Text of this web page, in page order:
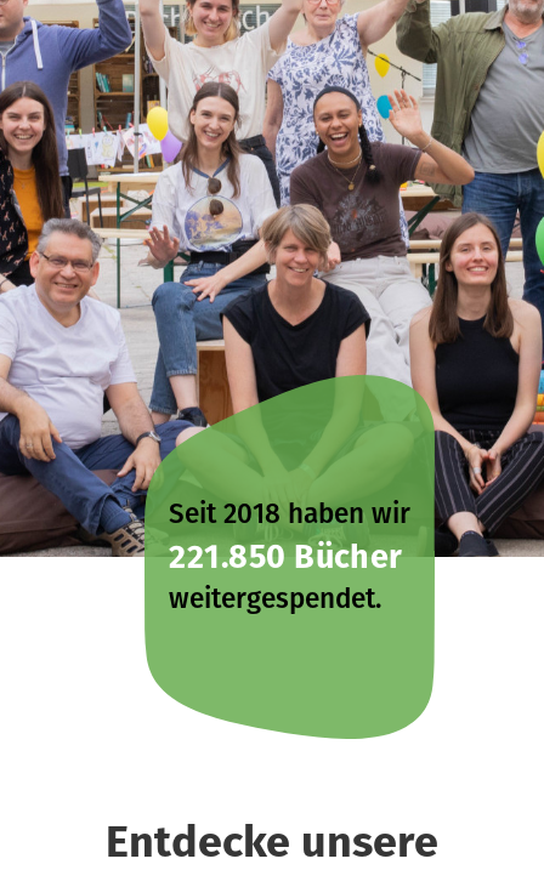
Seit 2018 haben wir
221.850 Bücher
weitergespendet.
Entdecke unsere